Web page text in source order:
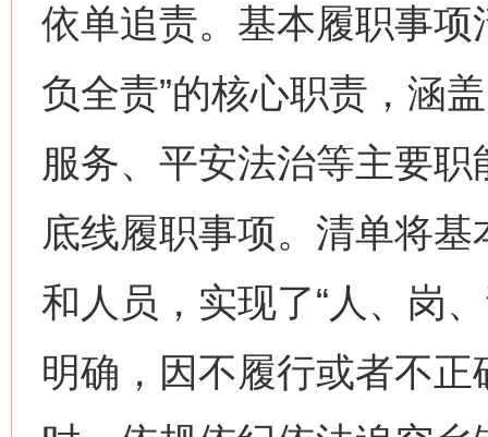
依单追责。基本履职事项
负全责”的核心职责，涵
服务、平安法治等主要
底线履职事项。清单将
和人员，实现了“人、岗
明确，因不履行或者不